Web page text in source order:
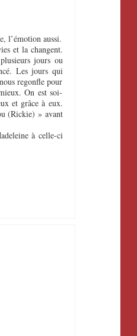
l’émotion aussi.
et la changent.
jours ou
Les jours qui
regonfle pour
On est soi-
et grâce à eux.
(Rickie) » avant
à celle-ci